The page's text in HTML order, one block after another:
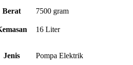
Berat 7500 gram
16 Liter
Jenis Pompa Elektrik